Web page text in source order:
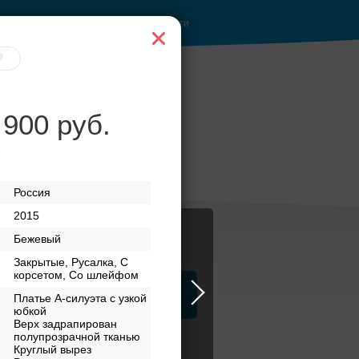
руб.
Россия
2015
Бежевый
Закрытые, Русалка, С
корсетом, Со шлейфом
Платье А-силуэта с узкой
юбкой
Верх задрапирован
полупрозрачной тканью
Круглый вырез
Войти
Банкет до 1500 руб.
ЗАГСы Атрибуты